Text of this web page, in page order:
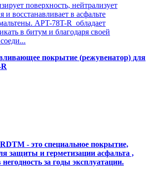
поверхность, нейтрализует
и восстанавливает в асфальте
APT-78T-R обладает
в битум и благодаря своей
покрытие (режувенатор) для
- это специальное покрытие,
защиты и герметизации асфальта ,
за годы эксплуатации.